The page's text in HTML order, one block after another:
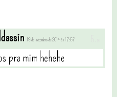
19 de setembro de 2014 às 17:57
pra mim hehehe